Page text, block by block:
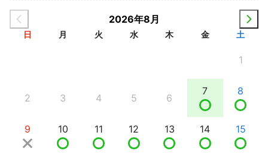
2026年8月
日 月 火 水 木 金 土
1
2 3 4 5 6
7 8
9 10 11 12 13 14 15